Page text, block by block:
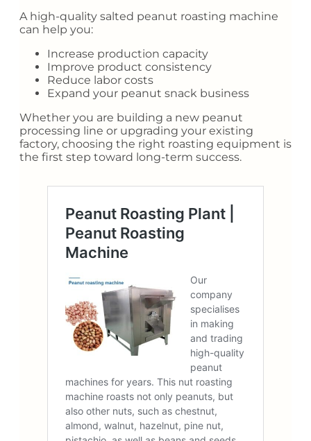
A high-quality salted peanut roasting machine
can help you:
Increase production capacity
Improve product consistency
Reduce labor costs
Expand your peanut snack business
Whether you are building a new peanut
processing line or upgrading your existing
factory, choosing the right roasting equipment is
the first step toward long-term success.